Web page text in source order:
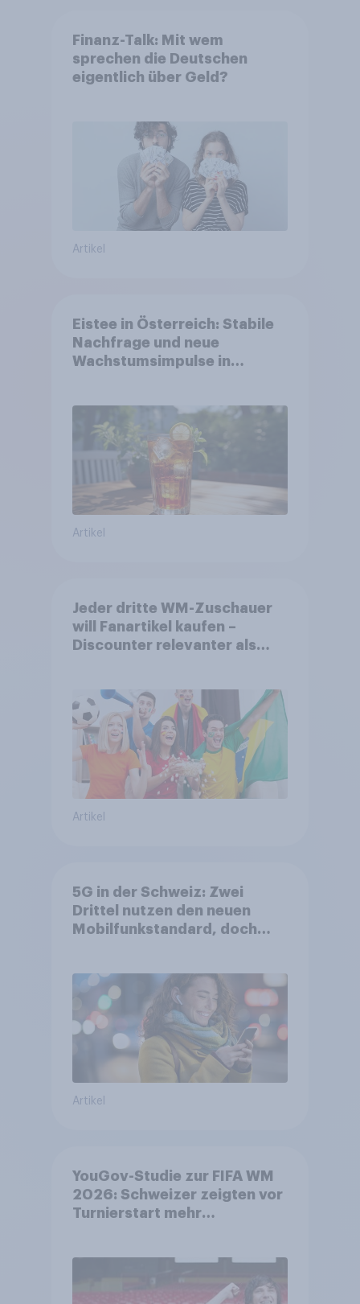
Finanz-Talk: Mit wem
sprechen die Deutschen
eigentlich über Geld?
Artikel
Eistee in Österreich: Stabile
Nachfrage und neue
Wachstumsimpulse in
Artikel
Jeder dritte WM-Zuschauer
will Fanartikel kaufen –
Discounter relevanter als
Artikel
5G in der Schweiz: Zwei
Drittel nutzen den neuen
Mobilfunkstandard, doch
Artikel
YouGov-Studie zur FIFA WM
2026: Schweizer zeigten vor
Turnierstart mehr